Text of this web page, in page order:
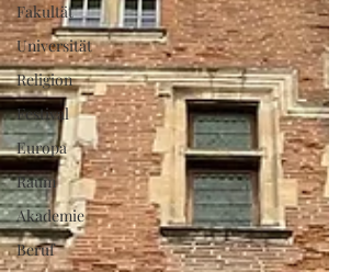
Fakultät
Universität
Religion
Festival
Europa
Raum
Akademie
Beruf